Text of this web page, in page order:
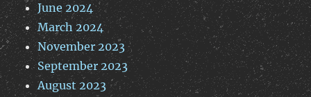
June 2024
March 2024
November 2023
September 2023
August 2023